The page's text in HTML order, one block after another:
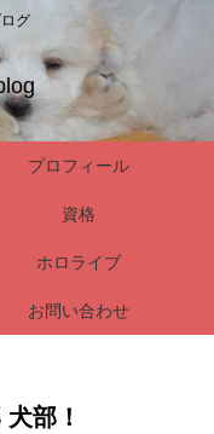
グ
プロフィール
資格
ホロライブ
お問い合わせ
部！